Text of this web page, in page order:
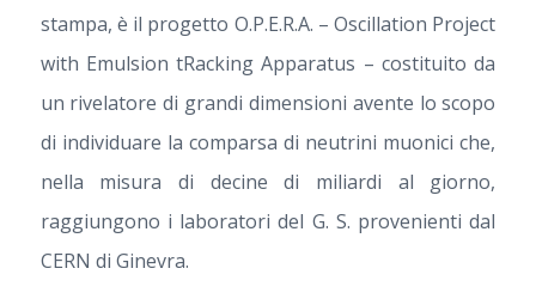
stampa, è il progetto O.P.E.R.A. – Oscillation Project
with Emulsion tRacking Apparatus – costituito da
un rivelatore di grandi dimensioni avente lo scopo
di individuare la comparsa di neutrini muonici che,
nella misura di decine di miliardi al giorno,
raggiungono i laboratori del G. S. provenienti dal
CERN di Ginevra.